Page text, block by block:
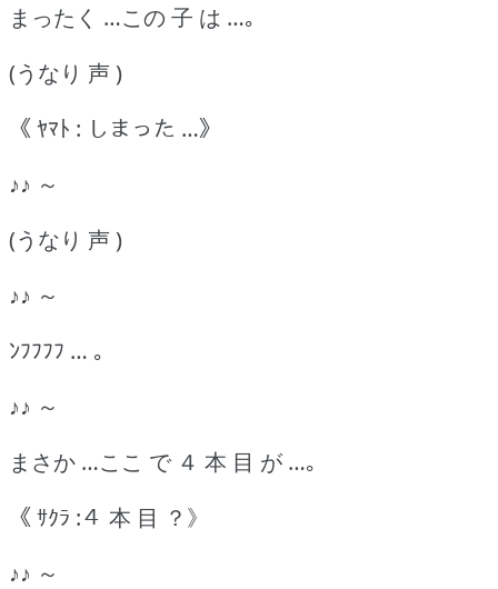
まったく …この 子 は …｡
(うなり 声 )
《 ﾔﾏﾄ : しまった …》
♪♪ ～
(うなり 声 )
♪♪ ～
ﾝﾌﾌﾌﾌ … ｡
♪♪ ～
まさか …ここ で ４ 本 目 が …｡
《 ｻｸﾗ :４ 本 目 ？》
♪♪ ～